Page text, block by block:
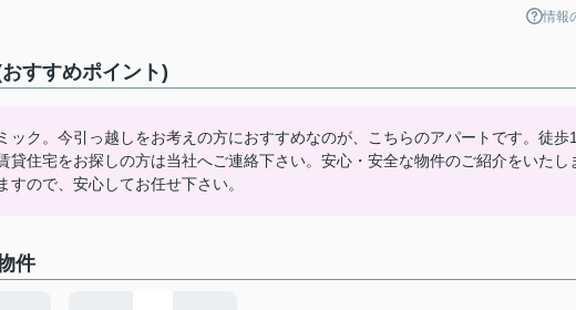
情報
すすめポイント)
ック。今引っ越しをお考えの方におすすめなのが、こちらのアパートです。徒歩
貸住宅をお探しの方は当社へご連絡下さい。安心・安全な物件のご紹介をいたし
ので、安心してお任せ下さい。
件